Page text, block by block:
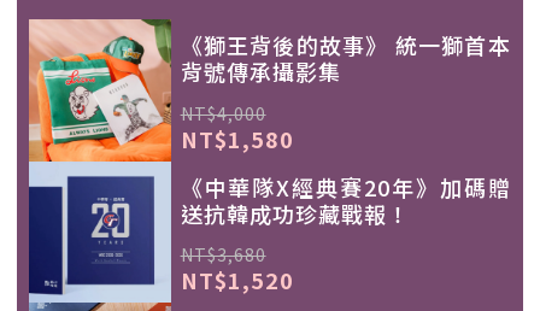
《獅王背後的故事》 統一獅首本
背號傳承攝影集
NT$4,000
NT$1,580
《中華隊X經典賽20年》加碼贈
送抗韓成功珍藏戰報！
NT$3,680
NT$1,520